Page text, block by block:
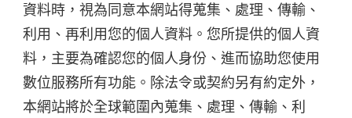
資料時，視為同意本網站得蒐集、處理、傳輸、
利用、再利用您的個人資料。您所提供的個人資
料，主要為確認您的個人身份、進而協助您使用
數位服務所有功能。除法令或契約另有約定外，
本網站將於全球範圍內蒐集、處理、傳輸、利